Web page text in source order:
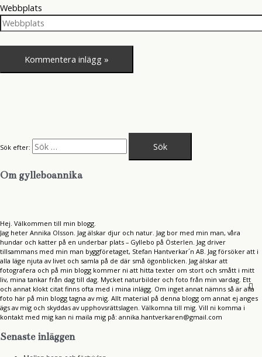
Webbplats
Sök efter:
Om gylleboannika
Hej. Välkommen till min blogg.
Jag heter Annika Olsson. Jag älskar djur och natur. Jag bor med min man, våra
hundar och katter på en underbar plats – Gyllebo på Österlen. Jag driver
tillsammans med min man byggföretaget, Stefan Hantverkar´n AB. Jag försöker att i
alla läge njuta av livet och samla på de där små ögonblicken. Jag älskar att
fotografera och på min blogg kommer ni att hitta texter om stort och smått i mitt
liv, mina tankar från dag till dag. Mycket naturbilder och foto från min vardag. Ett
och annat klokt citat finns ofta med i mina inlägg. Om inget annat nämns så är alla
foto här på min blogg tagna av mig. Allt material på denna blogg om annat ej anges
ägs av mig och skyddas av upphovsrättslagen. Välkomna till mig. Vill ni komma i
kontakt med mig kan ni maila mig på: annika.hantverkaren@gmail.com
Senaste inläggen